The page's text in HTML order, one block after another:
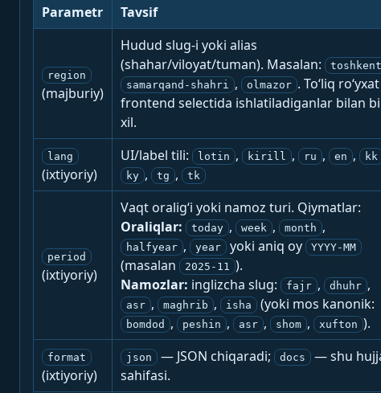
Parametr Tavsif
region
(majburiy)
Hudud slug-i yoki alias
(shahar/viloyat/tuman). Masalan:
toshkent
samarqand-shahri , olmazor . To‘liq ro‘yxat
frontend selectida ishlatiladiganlar bilan
xil.
lang
(ixtiyoriy)
UI/label tili: lotin , kirill , ru , en , kk
ky , tg , tk
period
(ixtiyoriy)
Vaqt oralig‘i yoki namoz turi. Qiymatlar:
Oraliqlar:
today , week , month ,
halfyear , year yoki aniq oy YYYY-MM
(masalan 2025-11 ).
Namozlar: inglizcha slug: fajr , dhuhr ,
asr , maghrib , isha (yoki mos kanonik:
bomdod , peshin , asr , shom , xufton ).
format
(ixtiyoriy)
json — JSON chiqaradi; docs
— shu
sahifasi.